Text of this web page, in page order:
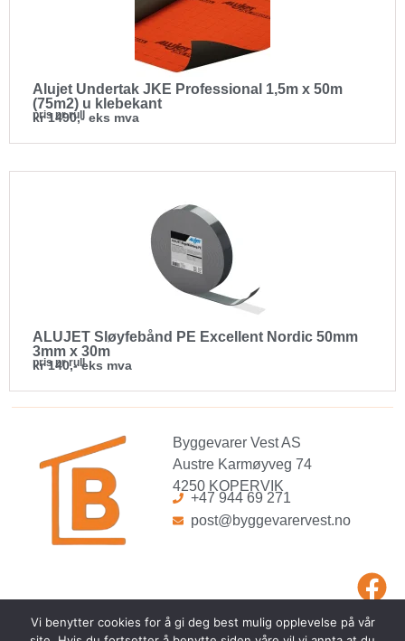
Alujet Undertak JKE Professional 1,5m x 50m
(75m2) u klebekant
kr 1490,- eks mva
pris pr rull
ALUJET Sløyfebånd PE Excellent Nordic 50mm
3mm x 30m
kr 140,- eks mva
pris pr rull
Byggevarer Vest AS
Austre Karmøyveg 74
4250 KOPERVIK
+47 944 69 271
post@byggevarervest.no
Vi benytter cookies for å gi deg best mulig opplevelse på vår